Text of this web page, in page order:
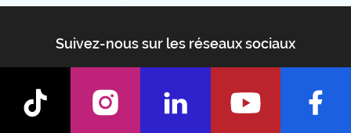
Suivez-nous sur les réseaux sociaux